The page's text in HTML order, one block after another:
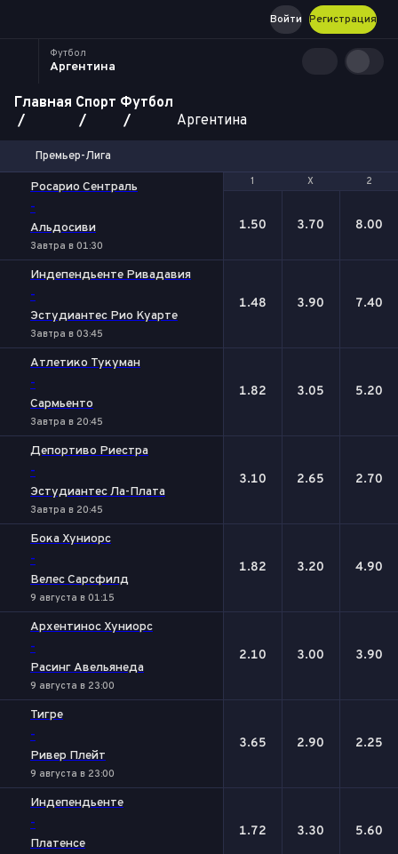
Регистрация
Войти
Футбол
Аргентина
Главная Спорт Футбол
Аргентина
Премьер-Лига
1 Х 2
Росарио Сентраль
-
Альдосиви
Завтра в 01:30
1 Х 2
1.50 3.70 8.00
Индепендьенте Ривадавия
-
Эстудиантес Рио Куарте
Завтра в 03:45
1.48 3.90 7.40
Атлетико Тукуман
-
Сармьенто
Завтра в 20:45
1.82 3.05 5.20
Депортиво Риестра
-
Эстудиантес Ла-Плата
Завтра в 20:45
3.10 2.65 2.70
Бока Хуниорс
-
Велес Сарсфилд
9 августа в 01:15
1.82 3.20 4.90
Архентинос Хуниорс
-
Расинг Авельянеда
9 августа в 23:00
2.10 3.00 3.90
Тигре
-
Ривер Плейт
9 августа в 23:00
3.65 2.90 2.25
Индепендьенте
-
Платенсе
1.72 3.30 5.60